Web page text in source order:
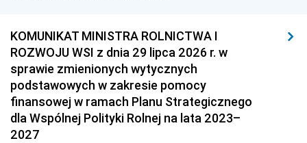
KOMUNIKAT MINISTRA ROLNICTWA I
ROZWOJU WSI z dnia 29 lipca 2026 r. w
sprawie zmienionych wytycznych
podstawowych w zakresie pomocy
finansowej w ramach Planu Strategicznego
dla Wspólnej Polityki Rolnej na lata 2023–
2027